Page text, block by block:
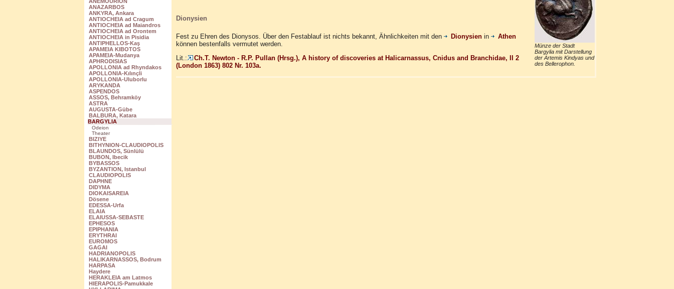
ANAZARBOS
ANKYRA, Ankara
ANTIOCHEIA ad Cragum
ANTIOCHEIA ad Maiandros
ANTIOCHEIA ad Orontem
ANTIOCHEIA in Pisidia
ANTIPHELLOS-Kaş
APAMEIA KIBOTOS
APAMEIA-Mudanya
APHRODISIAS
APOLLONIA ad Rhyndakos
APOLLONIA-Kılınçli
APOLLONIA-Uluborlu
ARYKANDA
ASPENDOS
ASSOS, Behramköy
ASTRA
AUGUSTA-Gübe
BALBURA, Katara
BARGYLIA
Odeion
Theater
BIZIYE
BITHYNION-CLAUDIOPOLIS
BLAUNDOS, Sünlülü
BUBON, Ibecik
BYBASSOS
BYZANTION, Istanbul
CLAUDIOPOLIS
DAPHNE
DIDYMA
DIOKAISAREIA
Dösene
EDESSA-Urfa
ELAIA
ELAIUSSA-SEBASTE
EPHESOS
EPIPHANIA
ERYTHRAI
EUROMOS
GAGAI
HADRIANOPOLIS
HALIKARNASSOS, Bodrum
HARPASA
Haydere
HERAKLEIA am Latmos
HIERAPOLIS-Pamukkale
Münze der Stadt
Bargylia mit Darstellung
der Artemis Kindyas und
des Bellerophon.
Dionysien
Fest zu Ehren des Dionysos. Über den Festablauf ist nichts bekannt, Ähnlichkeiten mit den Dionysienin
Athen
können bestenfalls vermutet werden.
Lit.:
Ch.T. Newton - R.P. Pullan (Hrsg.), A history of discoveries at Halicarnassus, Cnidus and Branchidae, II 2
(London 1863) 802 Nr. 103a.